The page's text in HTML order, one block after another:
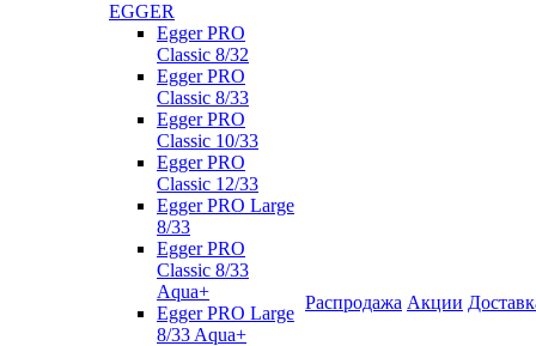
EGGER
Egger PRO
Classic 8/32
Egger PRO
Classic 8/33
Egger PRO
Classic 10/33
Egger PRO
Classic 12/33
Egger PRO Large
8/33
Egger PRO
Classic 8/33
Aqua+
Egger PRO Large
8/33 Aqua+
Распродажа Акции